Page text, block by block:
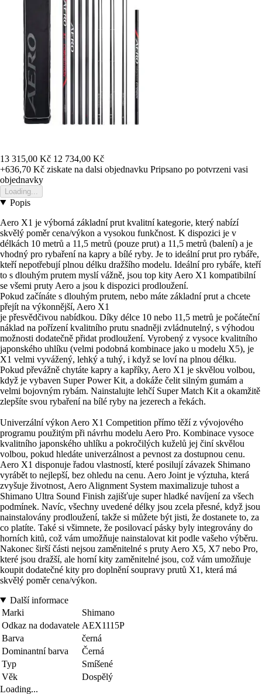
13 315,00 Kč 12 734,00 Kč
+636,70 Kč ziskate na dalsi objednavku Pripsano po potvrzeni vasi
objednavky
Loading...
Popis
Aero X1 je výborná základní prut kvalitní kategorie, který nabízí
skvělý poměr cena/výkon a vysokou funkčnost. K dispozici je v
délkách 10 metrů a 11,5 metrů (pouze prut) a 11,5 metrů (balení) a je
vhodný pro rybaření na kapry a bílé ryby. Je to ideální prut pro rybáře,
kteří nepotřebují plnou délku dražšího modelu. Ideální pro rybáře, kteří
to s dlouhým prutem myslí vážně, jsou top kity Aero X1 kompatibilní
se všemi pruty Aero a jsou k dispozici prodloužení.
Pokud začínáte s dlouhým prutem, nebo máte základní prut a chcete
přejít na výkonnější, Aero X1
je přesvědčivou nabídkou. Díky délce 10 nebo 11,5 metrů je počáteční
náklad na pořízení kvalitního prutu snadněji zvládnutelný, s výhodou
možnosti dodatečně přidat prodloužení. Vyrobený z vysoce kvalitního
japonského uhlíku (velmi podobná kombinace jako u modelu X5), je
X1 velmi vyvážený, lehký a tuhý, i když se loví na plnou délku.
Pokud převážně chytáte kapry a kapříky, Aero X1 je skvělou volbou,
když je vybaven Super Power Kit, a dokáže čelit silným gumám a
velmi bojovným rybám. Nainstalujte lehčí Super Match Kit a okamžitě
zlepšíte svou rybaření na bílé ryby na jezerech a řekách.
Univerzální výkon Aero X1 Competition přímo těží z vývojového
programu použitým při návrhu modelu Aero Pro. Kombinace vysoce
kvalitního japonského uhlíku a pokročilých kuželů jej činí skvělou
volbou, pokud hledáte univerzálnost a pevnost za dostupnou cenu.
Aero X1 disponuje řadou vlastností, které posilují závazek Shimano
vyrábět to nejlepší, bez ohledu na cenu. Aero Joint je výztuha, která
zvyšuje životnost, Aero Alignment System maximalizuje tuhost a
Shimano Ultra Sound Finish zajišťuje super hladké navíjení za všech
podmínek. Navíc, všechny uvedené délky jsou zcela přesné, když jsou
nainstalovány prodloužení, takže si můžete být jisti, že dostanete to, za
co platíte. Také si všimnete, že posilovací pásky byly integrovány do
horních kitů, což vám umožňuje nainstalovat kit podle vašeho výběru.
Nakonec širší části nejsou zaměnitelné s pruty Aero X5, X7 nebo Pro,
které jsou dražší, ale horní kity zaměnitelné jsou, což vám umožňuje
koupit dodatečné kity pro doplnění soupravy prutů X1, která má
skvělý poměr cena/výkon.
Další informace
Marki
Shimano
Odkaz na dodavatele AEX1115P
Barva
černá
Dominantní barva
Černá
Typ
Smíšené
Věk
Dospělý
Loading...